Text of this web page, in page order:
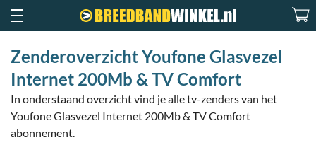
Zenderoverzicht Youfone Glasvezel
Internet 200Mb & TV Comfort
In onderstaand overzicht vind je alle tv-zenders van het
Youfone Glasvezel Internet 200Mb & TV Comfort
abonnement.